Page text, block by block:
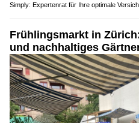
Simply: Expertenrat für Ihre optimale
Frühlingsmarkt in
und nachhaltiges